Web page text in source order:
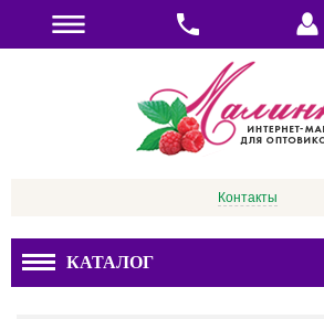
Контакты
КАТАЛОГ